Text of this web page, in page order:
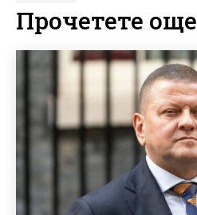
Прочетете още